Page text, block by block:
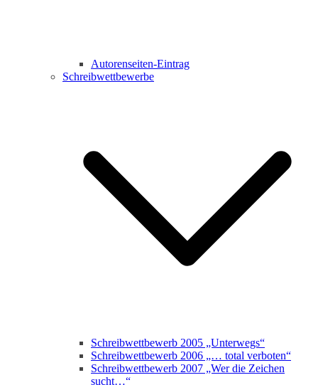
Autorenseiten-Eintrag
Schreibwettbewerbe
Schreibwettbewerb 2005 „Unterwegs“
Schreibwettbewerb 2006 „… total verboten“
Schreibwettbewerb 2007 „Wer die Zeichen
sucht…“